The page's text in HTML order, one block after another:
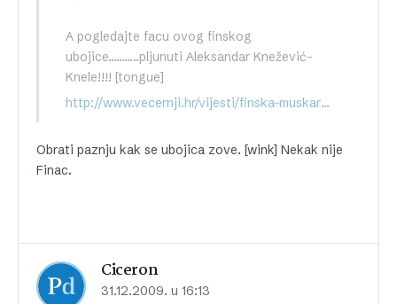
A pogledajte facu ovog finskog
ubojice………..pljunuti Aleksandar Knežević-
Knele!!!! [tongue]
http://www.vecernji.hr/vijesti/finska-muskarac-koji-je-ubio-petero-ljudi-navodno-pronaden-mrtav-clanak-73971
Obrati paznju kak se ubojica zove. [wink] Nekak nije
Finac.
Ciceron
31.12.2009. u 16:13